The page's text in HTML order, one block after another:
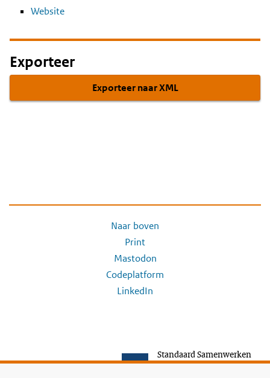
Website
Exporteer
Exporteer naar XML
Naar boven
Print
Mastodon
Codeplatform
LinkedIn
Standaard Samenwerken